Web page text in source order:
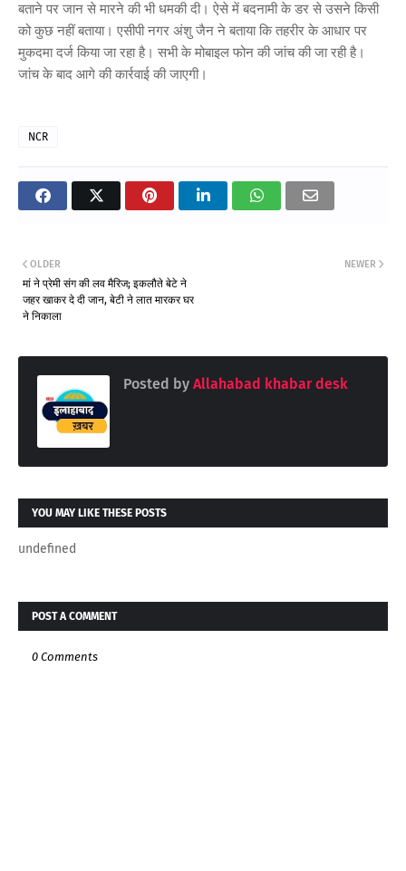
बताने पर जान से मारने की भी धमकी दी। ऐसे में बदनामी के डर से उसने किसी
को कुछ नहीं बताया। एसीपी नगर अंशु जैन ने बताया कि तहरीर के आधार पर
मुकदमा दर्ज किया जा रहा है। सभी के मोबाइल फोन की जांच की जा रही है।
जांच के बाद आगे की कार्रवाई की जाएगी।
NCR
NEWER
OLDER
मां ने प्रेमी संग की लव मैरिज; इकलौते बेटे ने
जहर खाकर दे दी जान, बेटी ने लात मारकर घर
ने निकाला
Posted by Allahabad khabar desk
YOU MAY LIKE THESE POSTS
undefined
POST A COMMENT
0 Comments